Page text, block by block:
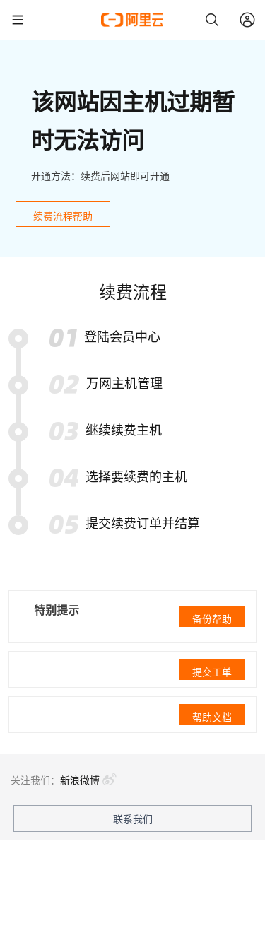
该网站因主机过期暂
时无法访问
开通方法：续费后网站即可开通
续费流程帮助
续费流程
登陆会员中心
万网主机管理
继续续费主机
选择要续费的主机
提交续费订单并结算
特别提示
备份帮助
提交工单
帮助文档